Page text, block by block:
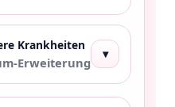
Krankheiten
Erweiterung
▾